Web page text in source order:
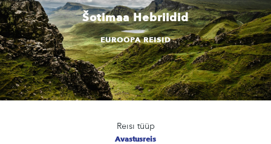
Šotimaa Hebriidid
EUROOPA REISID
Reisi tüüp
Avastusreis